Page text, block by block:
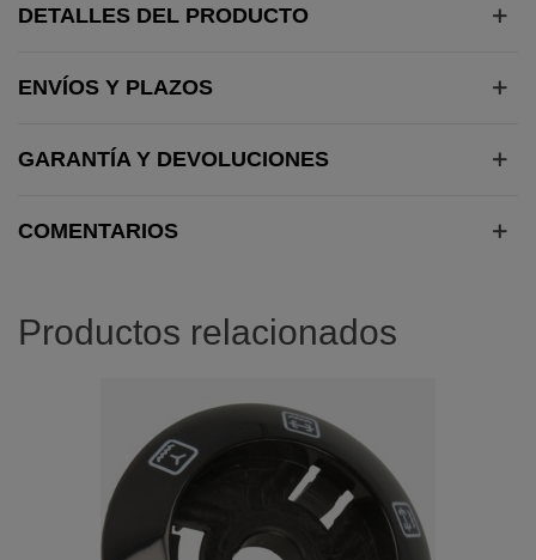
DETALLES DEL PRODUCTO
ENVÍOS Y PLAZOS
GARANTÍA Y DEVOLUCIONES
COMENTARIOS
Productos relacionados